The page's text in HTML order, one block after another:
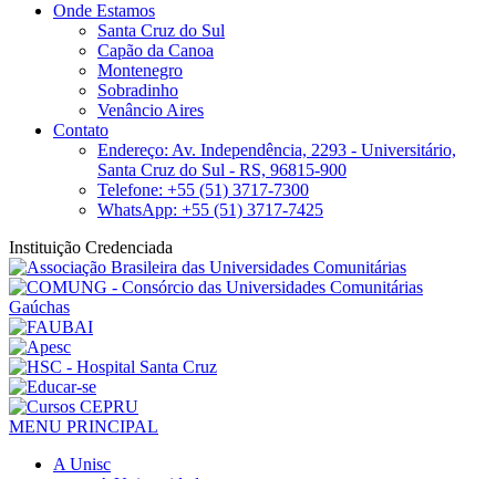
Onde Estamos
Santa Cruz do Sul
Capão da Canoa
Montenegro
Sobradinho
Venâncio Aires
Contato
Endereço: Av. Independência, 2293 - Universitário,
Santa Cruz do Sul - RS, 96815-900
Telefone: +55 (51) 3717-7300
WhatsApp: +55 (51) 3717-7425
Instituição Credenciada
MENU PRINCIPAL
A Unisc